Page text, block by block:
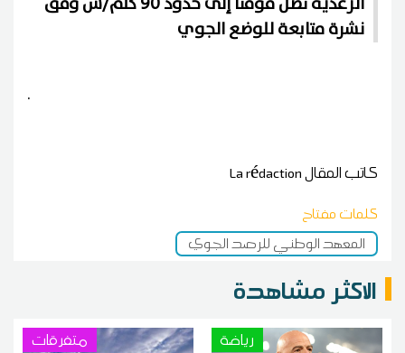
نشرة متابعة للوضع الجوي
.
كاتب المقالLa rédaction
كلمات مفتاح
المعهد الوطني للرصد الجوي
الاكثر مشاهدة
رياضة متفرقات